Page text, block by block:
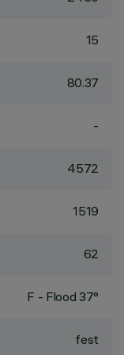
15
80.37
-
4572
1519
62
F - Flood 37°
fest